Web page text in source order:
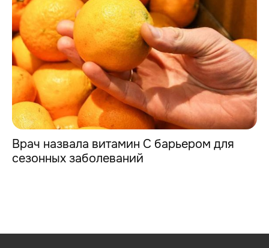
Врач назвала витамин С барьером для
сезонных заболеваний